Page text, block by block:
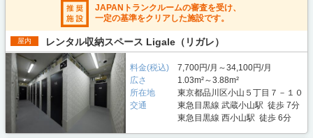
JAPANトランクルームの審査を受け、
一定の基準をクリアした施設です。
屋内 レンタル収納スペース Ligale（リガレ）
料金(税込)
7,700円/月～34,100円/月
広さ
1.03m²～3.88m²
所在地
東京都品川区小山５丁目７－１０
交通
東急目黒線 武蔵小山駅 徒歩 7分
東急目黒線 西小山駅 徒歩 6分